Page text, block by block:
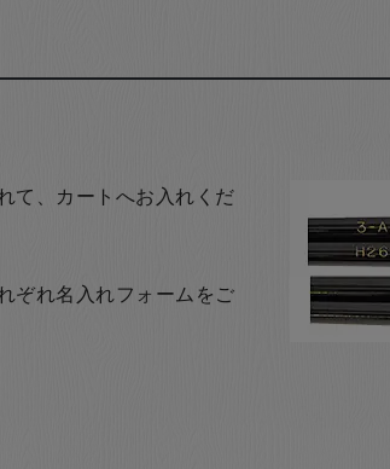
て、カートへお入れくだ
ぞれ名入れフォームをご